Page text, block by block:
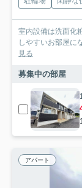
室内設備は洗面化
しやすいお部屋に
見る
募集中の部屋
アパート